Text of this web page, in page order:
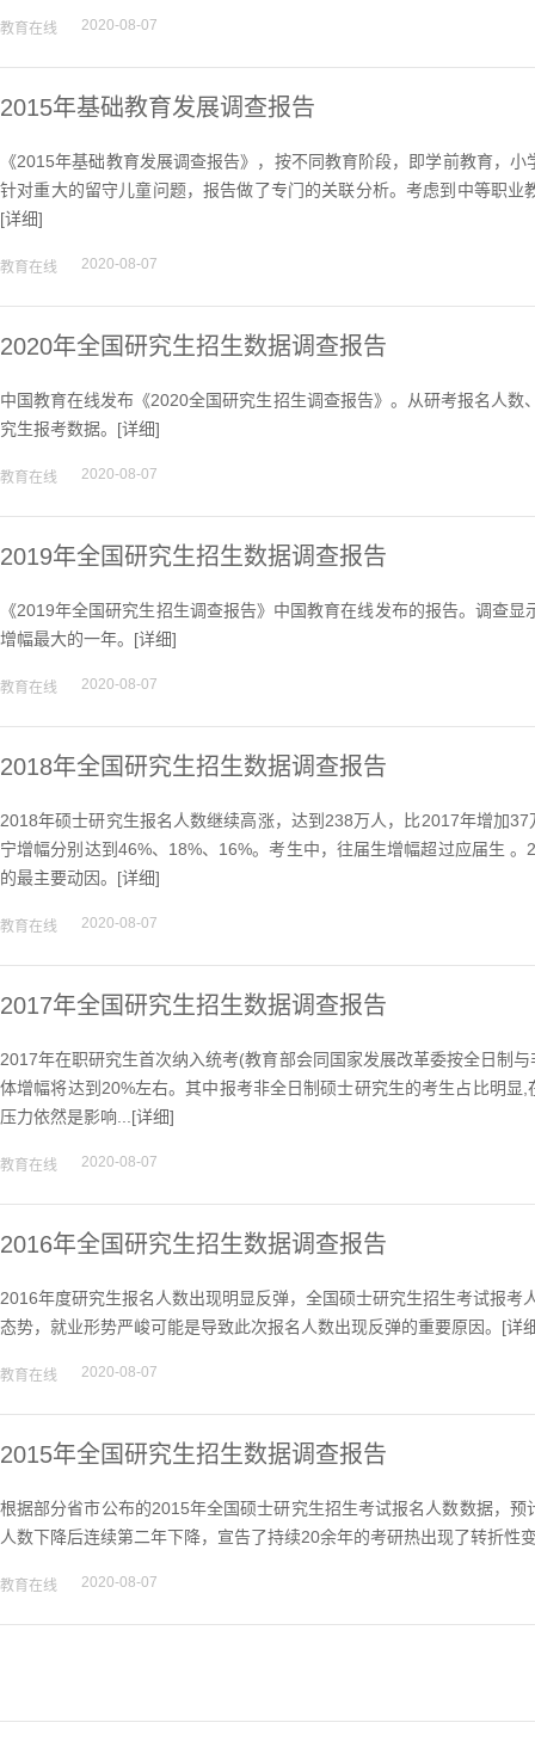
教育在线 2020-08-07
2015年基础教育发展调查报告
《2015年基础教育发展调查报告》，按不同教育阶段，即学前教育，
针对重大的留守儿童问题，报告做了专门的关联分析。考虑到中等职
[详细]
教育在线 2020-08-07
2020年全国研究生招生数据调查报告
中国教育在线发布《2020全国研究生招生调查报告》。从研考报名人
究生报考数据。[详细]
教育在线 2020-08-07
2019年全国研究生招生数据调查报告
《2019年全国研究生招生调查报告》中国教育在线发布的报告。调查
增幅最大的一年。[详细]
教育在线 2020-08-07
2018年全国研究生招生数据调查报告
2018年硕士研究生报名人数继续高涨，达到238万人，比2017年增加
宁增幅分别达到46%、18%、16%。考生中，往届生增幅超过应届生
的最主要动因。[详细]
教育在线 2020-08-07
2017年全国研究生招生数据调查报告
2017年在职研究生首次纳入统考(教育部会同国家发展改革委按全日制
体增幅将达到20%左右。其中报考非全日制硕士研究生的考生占比明
压力依然是影响...[详细]
教育在线 2020-08-07
2016年全国研究生招生数据调查报告
2016年度研究生报名人数出现明显反弹，全国硕士研究生招生考试报
态势，就业形势严峻可能是导致此次报名人数出现反弹的重要原因。[详
教育在线 2020-08-07
2015年全国研究生招生数据调查报告
根据部分省市公布的2015年全国硕士研究生招生考试报名人数数据，
人数下降后连续第二年下降，宣告了持续20余年的考研热出现了转折性
教育在线 2020-08-07